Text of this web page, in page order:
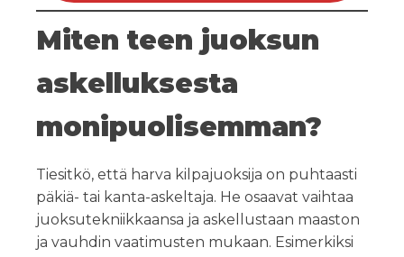
Miten teen juoksun
askelluksesta
monipuolisemman?
Tiesitkö, että harva kilpajuoksija on puhtaasti
päkiä- tai kanta-askeltaja. He osaavat vaihtaa
juoksutekniikkaansa ja askellustaan maaston
ja vauhdin vaatimusten mukaan. Esimerkiksi